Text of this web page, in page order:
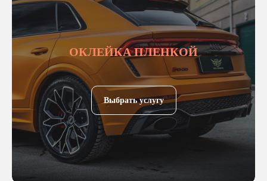
ОКЛЕЙКА ПЛЕНКОЙ
Выбрать услугу